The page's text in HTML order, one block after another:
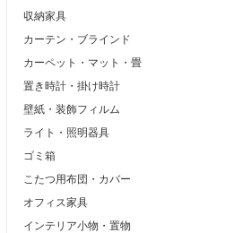
収納家具
カーテン・ブラインド
カーペット・マット・畳
置き時計・掛け時計
壁紙・装飾フィルム
ライト・照明器具
ゴミ箱
こたつ用布団・カバー
オフィス家具
インテリア小物・置物